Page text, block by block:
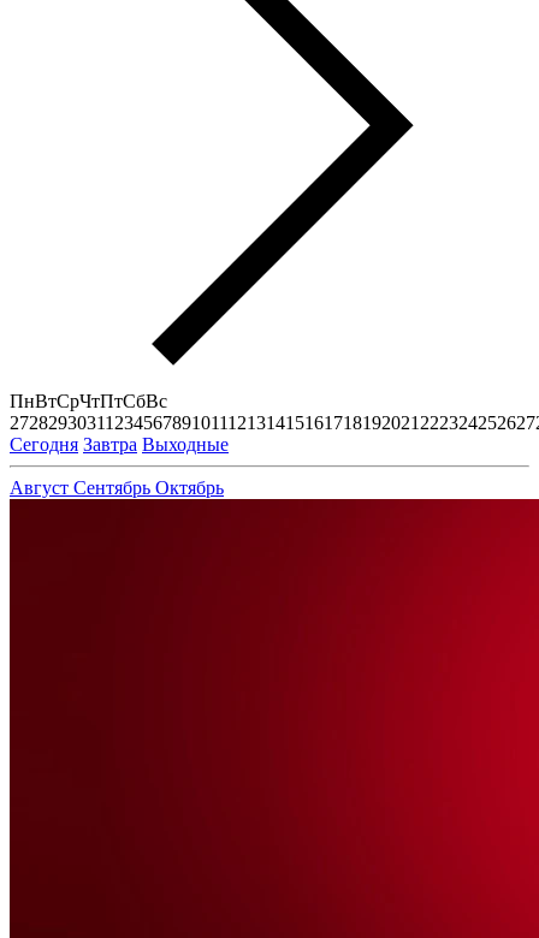
ПнВтСрЧтПтСбВс
2728293031123456789101112131415161718192021222324252627
Сегодня Завтра Выходные
Август Сентябрь Октябрь